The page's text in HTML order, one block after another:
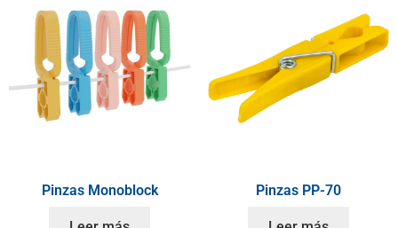
Pinzas Monoblock Pinzas PP-70